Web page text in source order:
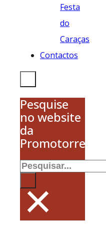
Festa
do
Caraças
Contactos
Pesquise
no website
da
Promotorres
Pesquisar
×